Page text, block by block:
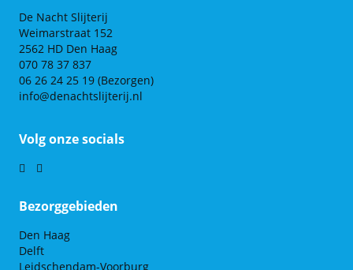
De Nacht Slijterij
Weimarstraat 152
2562 HD Den Haag
070 78 37 837
06 26 24 25 19 (Bezorgen)
info@denachtslijterij.nl
Volg onze socials
Bezorggebieden
Den Haag
Delft
Leidschendam-Voorburg